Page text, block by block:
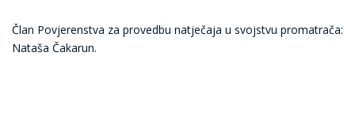
Član Povjerenstva za provedbu natječaja u svojstvu promatrača:
Nataša Čakarun.